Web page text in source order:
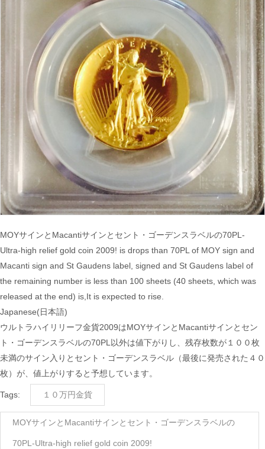
MOYサインとMacantiサインとセント・ゴーデンスラベルの70PL-
Ultra-high relief gold coin 2009! is drops than 70PL of MOY sign and
Macanti sign and St Gaudens label signed and St Gaudens label of
the remaining number is less than 100 sheets (40 sheets, which was
released at the end) is ,It is expected to rise
Japanese(日本語)
ウルトラハイリリーフ金貨2009はMOYサインとMacantiサインとセン
ト・ゴーデンスラベルの70PL以外は値下がりし、残存枚数が１００枚
未満のサイン入りとセント・ゴーデンスラベル（最後に発売された４０
枚）が、値上がりすると予想しています。
Tags: １０万円金貨
MOYサインとMacantiサインとセント・ゴーデンスラベルの
70PL-Ultra-high relief gold coin 2009!